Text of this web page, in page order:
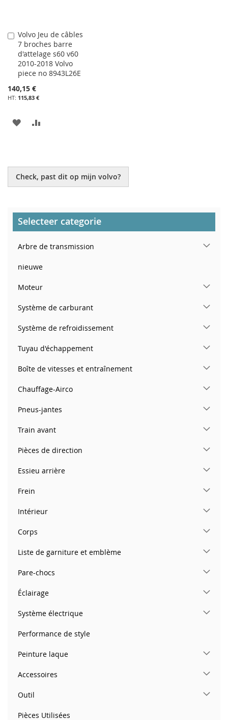
Volvo Jeu de câbles
7 broches barre
d'attelage s60 v60
2010-2018 Volvo
piece no 8943L26E
140,15 €
115,83 €
Ajouter
au
panier
AJOUTER
LISTE
Check, past dit op mijn volvo?
Selecteer categorie
Arbre de transmission
nieuwe
Moteur
Système de carburant
Système de refroidissement
Tuyau d'échappement
Boîte de vitesses et entraînement
Chauffage-Airco
Pneus-jantes
Train avant
Pièces de direction
Essieu arrière
Frein
Intérieur
Corps
Liste de garniture et emblème
Pare-chocs
Éclairage
Système électrique
Performance de style
Peinture laque
Accessoires
Outil
Pièces Utilisées